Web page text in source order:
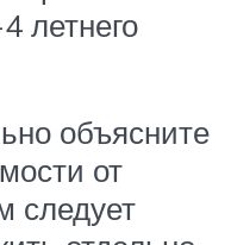
летнего
объясните
от
следует